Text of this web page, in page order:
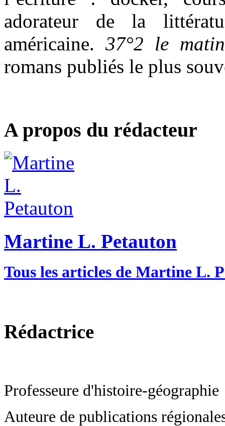
adorateur de la
américaine. 37°2 le matin
romans publiés le plus
A propos du rédacteur
Martine L. Petauton
Tous les articles de Martine L.
Rédactrice
Professeure d'histoire-géographie
Auteure de publications